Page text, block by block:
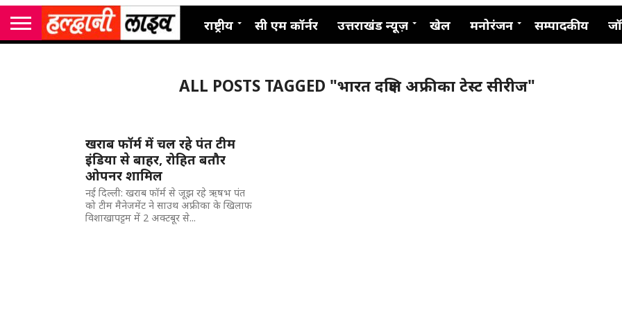
राष्ट्रीय सी एम कॉर्नर उत्तराखंड न्यूज़ खेल मनोरंजन सम्पादकीय
ALL POSTS TAGGED "भारत दक्षिण अफ्रीका टेस्ट सीरीज"
खराब फॉर्म में चल रहे पंत टीम
इंडिया से बाहर, रोहित बतौर
ओपनर शामिल
नई दिल्ली: खराब फॉर्म से जूझ रहे ऋषभ पंत
को टीम मैनेजमेंट ने साउथ अफ्रीका के खिलाफ
विशाखापट्टम में 2 अक्टबूर से...